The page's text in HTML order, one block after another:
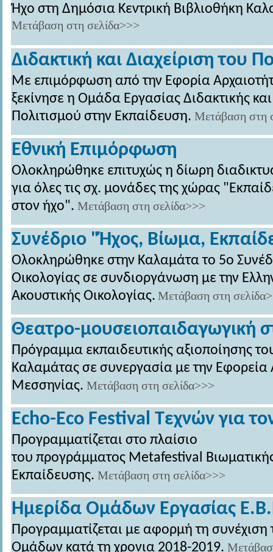
Ήχο στη Δημόσια Κεντρική Βιβλιοθήκη
Μετάβαση στη σελίδα>>>
Διδακτική και Διαχείριση του
Με επιμόρφωση από την Εφορία
ξεκίνησε η Ομάδα Εργασίας Διδακτικής και
Πολιτισμού στην Εκπαίδευση. Μετάβαση στη
Εθνική Επιμόρφωση
Ολοκληρώθηκε επιτυχώς η δίωρη
για όλες τις σχ. μονάδες της χώρας
στον ήχο". Μετάβαση στη σελίδα>>>
Συνέδριο "Ήχος, Βίωμα,
Ολοκληρώθηκε στην Καλαμάτα το 5ο
Οικολογίας σε συνδιοργάνωση με την
Ακουστικής Οικολογίας. Μετάβαση στη
Θεατρο-μουσειοπαιδαγωγική
Πρόγραμμα εκπαιδευτικής αξιοποίησης
Καλαμάτας σε συνεργασία με την Εφορεία
Μεσσηνίας. Μετάβαση στη σελίδα>>>
Echo-Eco Festival Τεχνών για
Προγραμματίζεται στο πλαίσιο
του προγράμματος Metafestival Βιωματικής
Εκπαίδευσης. Μετάβαση στη σελίδα>>>
Ημερίδα Ομάδων Εργασίας
Προγραμματίζεται με αφορμή τη
Ομάδων κατά τη χρονια 2018-2019.